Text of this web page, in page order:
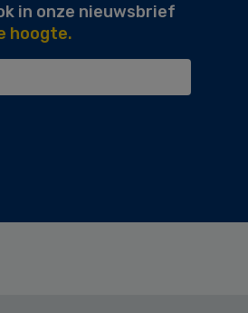
in onze nieuwsbrief
hoogte.